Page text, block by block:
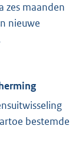
zes maanden
nieuwe
bestemde